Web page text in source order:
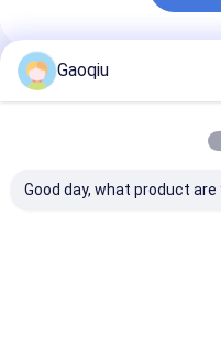
Prodotti Raccomandati
Gaoqiu
Good day, what product are